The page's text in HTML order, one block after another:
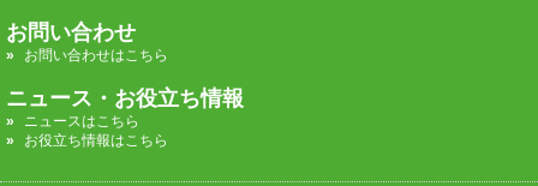
お問い合わせ
お問い合わせはこちら
ニュース・お役立ち情報
ニュースはこちら
お役立ち情報はこちら